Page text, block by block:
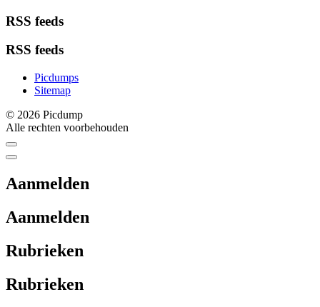
RSS feeds
RSS feeds
Picdumps
Sitemap
© 2026 Picdump
Alle rechten voorbehouden
Aanmelden
Aanmelden
Rubrieken
Rubrieken